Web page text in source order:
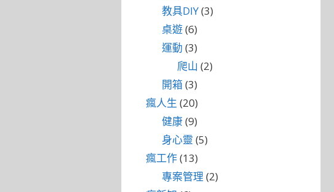
教具DIY(3)
桌遊(6)
運動 (3)
爬山 (2)
開箱(3)
瘋人生 (20)
健康(9)
身心靈 (5)
瘋工作(13)
專案管理 (2)